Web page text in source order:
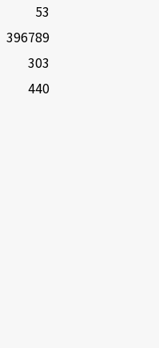
53
396789
303
440